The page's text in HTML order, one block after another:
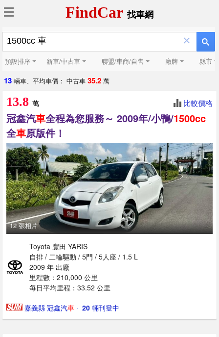
FindCar找車網
×
預設排序 新車/中古車 聯盟/車商/自售 廠牌 縣市
13 輛車、平均車價： 中古車 35.2 萬
13.8 萬 比較價格
冠鑫汽車全程為您服務～ 2009年/小鴨/1500cc
全車原版件！
12 張相片
Toyota 豐田 YARIS
自排 / 二輪驅動 / 5門 / 5人座 / 1.5 L
2009 年 出廠
里程數：210,000 公里
每日平均里程：33.52 公里
嘉義縣 冠鑫汽車 · ‎ 20 輛刊登中